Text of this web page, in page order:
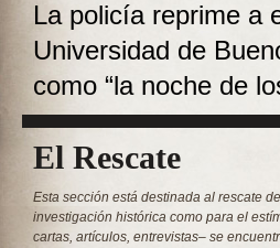
La policía reprime a
Universidad de
como “la noche de
El Rescate
Esta sección está destinada al rescate
investigación histórica como para el
cartas, artículos, entrevistas– se